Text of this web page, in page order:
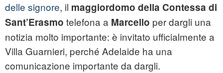
delle signore, il maggiordomo della Contessa di
Sant’Erasmo telefona a Marcello per dargli una
notizia molto importante: è invitato ufficialmente a
Villa Guarnieri, perché Adelaide ha una
comunicazione importante da dargli.